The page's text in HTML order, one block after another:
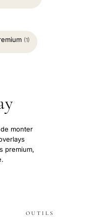
(1)
monter
premium,
OUTILS